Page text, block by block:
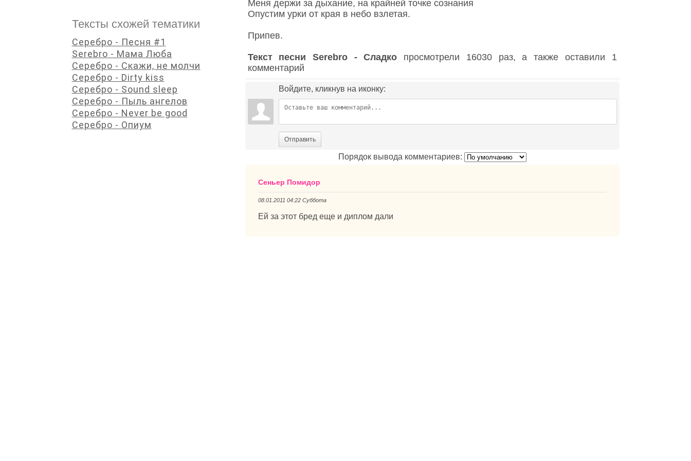
Меня держи за дыхание, на крайней точке сознания
Опустим урки от края в небо взлетая.
Припев.
Текст песни Serebro - Сладко просмотрели 16030 раз, а также оставили 1
комментарий
Войдите, кликнув на иконку:
Отправить
Порядок вывода комментариев:
Сеньер Помидор
08.01.2011 04:22 Суббота
Ей за этот бред еще и диплом дали
Тексты схожей тематики
Серебро - Песня #1
Serebro - Мама Люба
Серебро - Скажи, не молчи
Серебро - Dirty kiss
Серебро - Sound sleep
Серебро - Пыль ангелов
Серебро - Never be good
Серебро - Опиум